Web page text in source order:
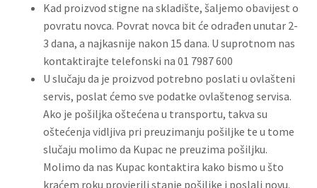
Kad proizvod stigne na skladište, šaljemo obavijest o
povratu novca. Povrat novca bit će odrađen unutar 2-
3 dana, a najkasnije nakon 15 dana. U suprotnom nas
kontaktirajte telefonski na 01 7987 600
U slučaju da je proizvod potrebno poslati u ovlašteni
servis, poslat ćemo sve podatke ovlaštenog servisa.
Ako je pošiljka oštećena u transportu, takva su
oštećenja vidljiva pri preuzimanju pošiljke te u tome
slučaju molimo da Kupac ne preuzima pošiljku.
Molimo da nas Kupac kontaktira kako bismo u što
kraćem roku provjerili stanje pošiljke i poslali novu.